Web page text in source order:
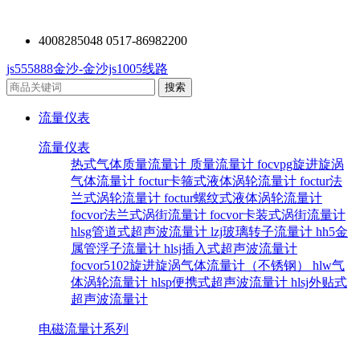
4008285048 0517-86982200
js555888金沙-金沙js1005线路
流量仪表
流量仪表
热式气体质量流量计 质量流量计 focvpg旋进旋涡
气体流量计 foctur卡箍式液体涡轮流量计 foctur法
兰式涡轮流量计 foctur螺纹式液体涡轮流量计
focvor法兰式涡街流量计 focvor卡装式涡街流量计
hlsg管道式超声波流量计 lzj玻璃转子流量计 hh5金
属管浮子流量计 hlsj插入式超声波流量计
focvor5102旋进旋涡气体流量计（不锈钢） hlw气
体涡轮流量计 hlsp便携式超声波流量计 hlsj外贴式
超声波流量计
电磁流量计系列